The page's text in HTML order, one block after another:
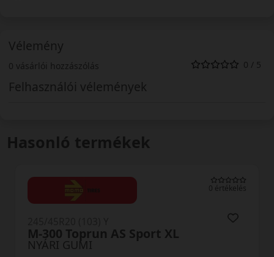
Vélemény
0 vásárlói hozzászólás 0 / 5
Felhasználói vélemények
Hasonló termékek
0 értékelés
NYÁRI GUMI
AS-2+ XL